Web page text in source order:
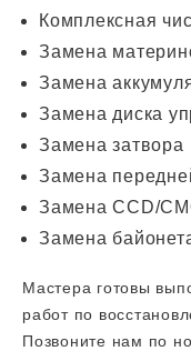
Комплексная
Замена
Замена
Замена диска
Замена затвора
Замена
Замена CCD/
Замена
Мастера готовы
работ по
Позвоните нам по